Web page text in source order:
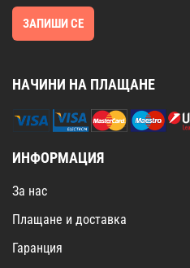
ЗАПИШИ СЕ
НАЧИНИ НА ПЛАЩАНЕ
ИНФОРМАЦИЯ
За нас
Плащане и доставка
Гаранция